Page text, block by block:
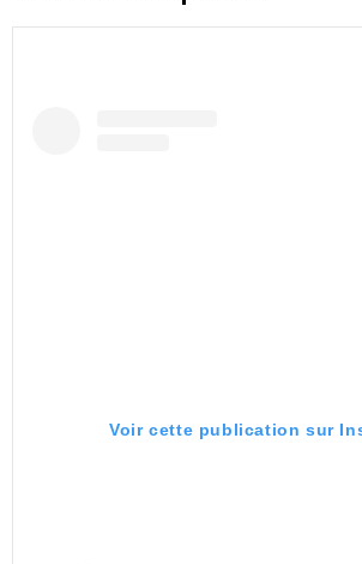
Voir cette publication sur